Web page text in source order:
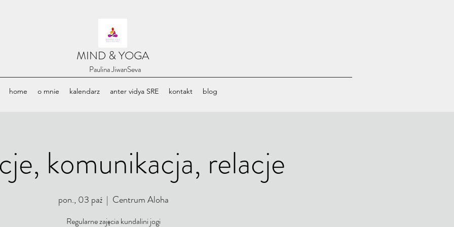
​MIND & YOGA
home o mnie kalendarz anter vidya SRE kontakt blog
​Paulina JiwanSeva
komunikacja, relacje
pon., 03 paź
  |
Centrum Aloha
Regularne zajęcia kundalini jogi